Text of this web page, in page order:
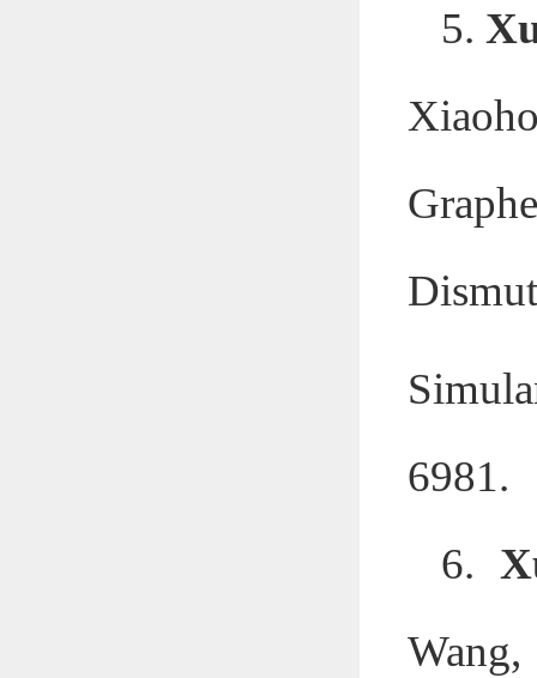
5.
6981.
6.